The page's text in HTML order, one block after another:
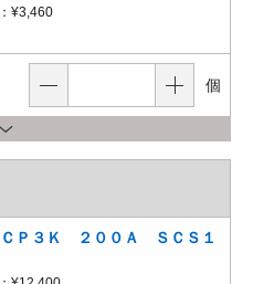
¥3,460
個
Ｐ３Ｋ ２００Ａ ＳＣＳ１